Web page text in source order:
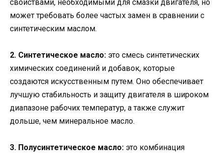
свойствами, необходимыми для смазки двигателя, но
может требовать более частых замен в сравнении с
синтетическим маслом.
2. Синтетическое масло: это смесь синтетических
химических соединений и добавок, которые
создаются искусственным путем. Оно обеспечивает
лучшую стабильность и защиту двигателя в широком
диапазоне рабочих температур, а также служит
дольше, чем минеральное масло.
3. Полусинтетическое масло: это комбинация